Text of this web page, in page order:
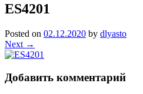
ES4201
Posted on 02.12.2020 by dlyasto
Next →
Добавить комментарий